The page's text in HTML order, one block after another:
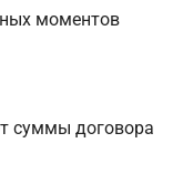
моментов
суммы договора